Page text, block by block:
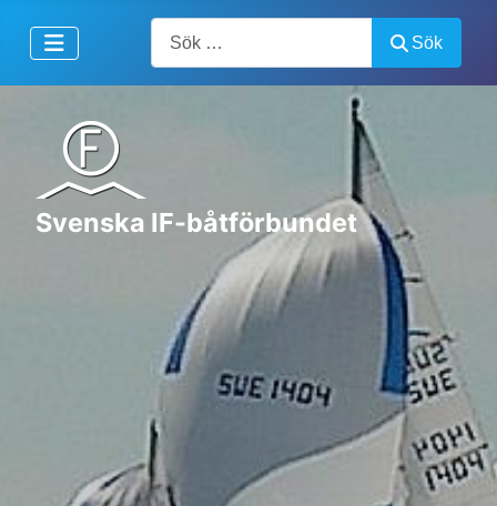
Sök
Svenska IF-båtförbundet